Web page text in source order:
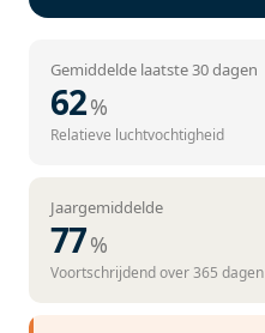
Gemiddelde laatste 30 dagen
62%
Relatieve luchtvochtigheid
Jaargemiddelde
77%
Voortschrijdend over 365 dagen